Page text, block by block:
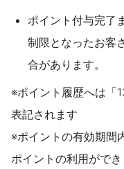
ポイント付与完了
制限となったお客
合があります。
※ポイント履歴へは「
表記されます
※ポイントの有効期間
ポイントの利用がで